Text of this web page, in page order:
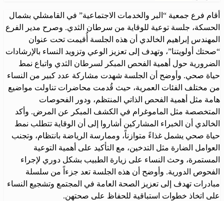
أقام فرع جمعية “البر والخدمات الاجتماعية” في القامشلي بشمال
الحسكة، جلسة توعية للوقاية من سرطان الثدي. وصرح مدير الفرع
المهندس إبراهيم الخالدي أن هذه الجلسة أُقيمت تحت عنوان
“صحتك أولويتنا”، وتهدف إلى تعزيز الوعي وتزويد النساء بالإرشادات
الضرورية حول أهمية الفحص المبكر لسرطان الثدي واتباع نمط
حياة صحي. وأوضح أن الجلسة شهدت مشاركة عدد كبير من النساء
من مختلف الفئات العمرية، حيث قُدمت محاضرات تناولت مواضيع
هامة مثل أهمية الفحص الذاتي المنتظم، ودور الفحوصات
المتخصصة مثل الماموغرام في الكشف المبكر عن المرض. وأكد
الخالدي أن الخبراء المشاركين أشاروا إلى أن الوقاية تتطلب نمط
حياة صحي يشمل غذاءً متوازناً، وممارسة الرياضة بانتظام، وتجنب
العوامل الضارة مثل التدخين، مع التأكيد على أهمية التوعية
المستمرة، وحث النساء على زيارة الطبيب بشكل دوري لإجراء
الفحوص الدورية. وأوضح أن هذه الجلسة تعد جزءاً من سلسلة
مبادرات تهدف إلى تعزيز الصحة العامة في المجتمع وتشجيع النساء
على اتخاذ خطوات استباقية للحفاظ على صحتهن.